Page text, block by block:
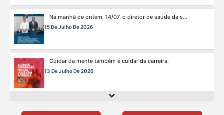
Na manhã de ontem, 14/07, o diretor de saúde da s...
15 De Julho De 2026
Cuidar da mente também é cuidar da carreira.
13 De Julho De 2026
O domingo perfeito tem endereço certo: Clube da A s...